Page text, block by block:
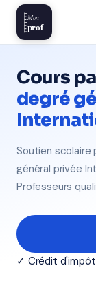
Mon
prof
Cours
degré
Soutien scolaire
général privée
Professeurs
✓ Crédit